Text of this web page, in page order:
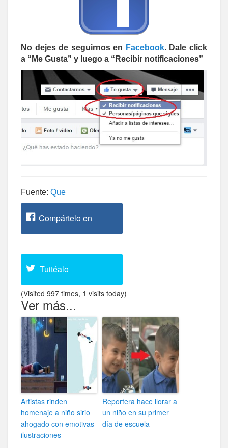
No dejes de seguirnos en Facebook. Dale click
a “Me Gusta” y luego a “Recibir notificaciones”
Fuente: Que
Compártelo en
Tuitéalo
(Visited 997 times, 1 visits today)
Ver más...
Artistas rinden
homenaje a niño sirio
ahogado con emotivas
ilustraciones
Reportera hace llorar a
un niño en su primer
día de escuela